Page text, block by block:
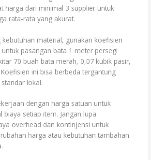
harga dari minimal 3 supplier untuk
rata-rata yang akurat.
kebutuhan material, gunakan koefisien
pasangan bata 1 meter persegi
70 buah bata merah, 0,07 kubik pasir,
ini bisa berbeda tergantung
lokal.
dengan harga satuan untuk
biaya setiap item. Jangan lupa
overhead dan kontinjensi untuk
harga atau kebutuhan tambahan